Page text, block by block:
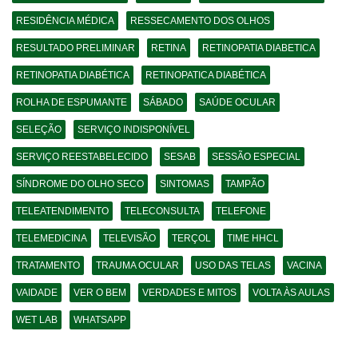
RESIDÊNCIA MÉDICA RESSECAMENTO DOS OLHOS
RESULTADO PRELIMINAR RETINA RETINOPATIA DIABETICA
RETINOPATIA DIABÉTICA RETINOPATICA DIABÉTICA
ROLHA DE ESPUMANTE SÁBADO SAÚDE OCULAR
SELEÇÃO SERVIÇO INDISPONÍVEL
SERVIÇO REESTABELECIDO SESAB SESSÃO ESPECIAL
SÍNDROME DO OLHO SECO SINTOMAS TAMPÃO
TELEATENDIMENTO TELECONSULTA TELEFONE
TELEMEDICINA TELEVISÃO TERÇOL TIME HHCL
TRATAMENTO TRAUMA OCULAR USO DAS TELAS VACINA
VAIDADE VER O BEM VERDADES E MITOS VOLTA ÀS AULAS
WET LAB WHATSAPP